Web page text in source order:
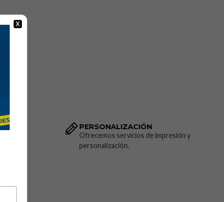
PERSONALIZACIÓN
Ofrecemos servicios de impresión y
personalización.
X